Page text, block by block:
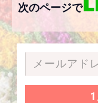
次のページで